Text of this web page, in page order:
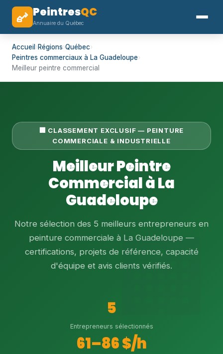
PeintresQC
Annuaire du Québec
Accueil ›Régions›Québec›
Peintres commerciaux à La Guadeloupe›
Meilleur peintre commercial
🏢 CLASSEMENT EXCLUSIF — PEINTURE
COMMERCIALE & INDUSTRIELLE
Meilleur Peintre
Commercial à La
Guadeloupe
Notre sélection des 5 meilleurs entrepreneurs en
peinture commerciale à La Guadeloupe —
certifications, projets de référence, capacité
d'équipe et avis clients vérifiés.
5
Entrepreneurs sélectionnés
61–86 $/h